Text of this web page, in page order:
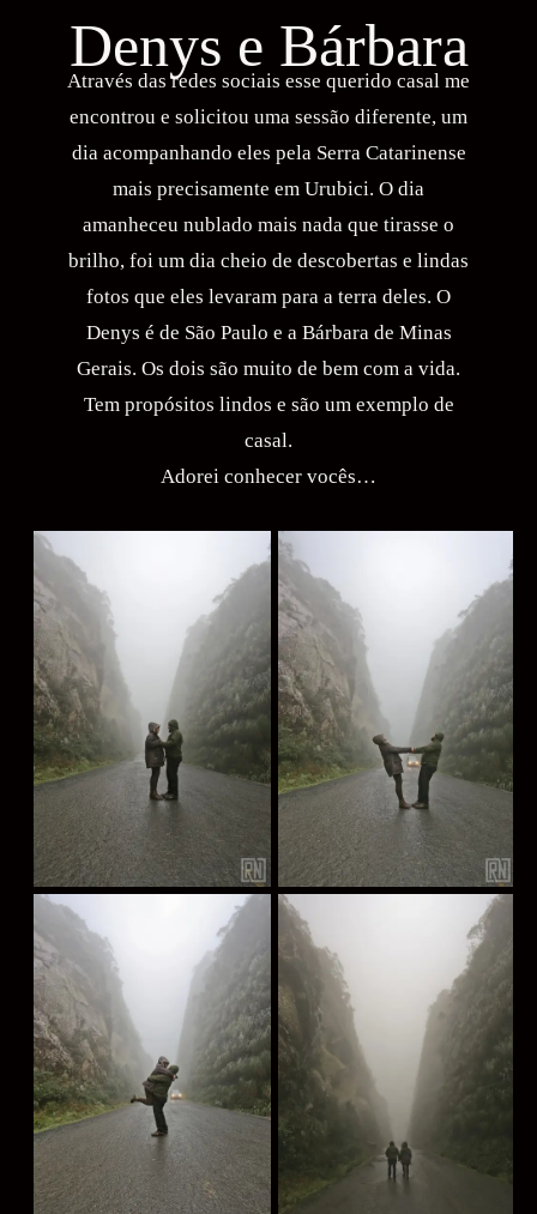
Denys e Bárbara
Através das redes sociais esse querido casal me
encontrou e solicitou uma sessão diferente, um
dia acompanhando eles pela Serra Catarinense
mais precisamente em Urubici. O dia
amanheceu nublado mais nada que tirasse o
brilho, foi um dia cheio de descobertas e lindas
fotos que eles levaram para a terra deles. O
Denys é de São Paulo e a Bárbara de Minas
Gerais. Os dois são muito de bem com a vida.
Tem propósitos lindos e são um exemplo de
casal.
Adorei conhecer vocês…